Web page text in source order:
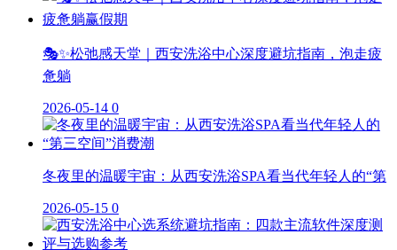
🎭✨松弛感天堂｜西安洗浴中心深度避坑指南，泡走疲
惫躺
2026-05-14 0
冬夜里的温暖宇宙：从西安洗浴SPA看当代年轻人的“第
2026-05-15 0